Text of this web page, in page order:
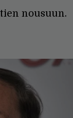
nousuun.